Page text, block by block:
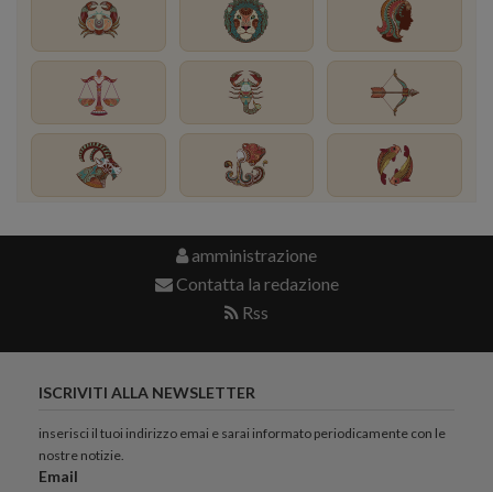
amministrazione
Contatta la redazione
Rss
ISCRIVITI ALLA NEWSLETTER
inserisci il tuoi indirizzo emai e sarai informato periodicamente con le
nostre notizie.
Email